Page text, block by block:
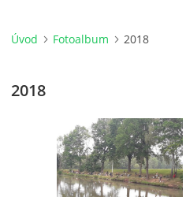
Úvod Fotoalbum 2018
2018